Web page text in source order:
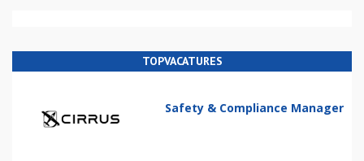
TOPVACATURES
Safety & Compliance Manager